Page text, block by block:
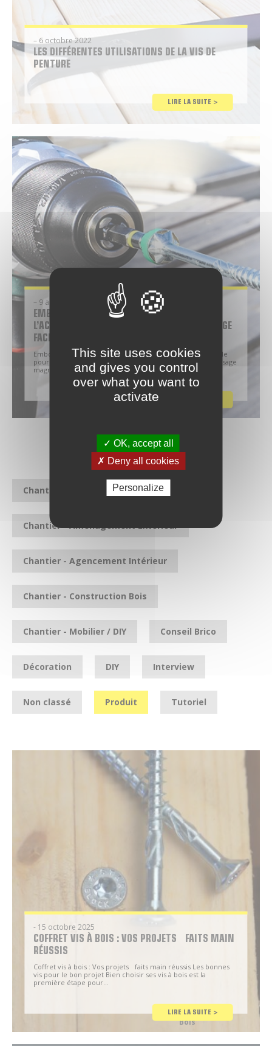
Conseil
Brico
– 6 octobre 2022
LES DIFFÉRENTES UTILISATIONS DE LA VIS DE
PENTURE
LIRE LA SUITE >
Conseil
– 9 août 2022
EMBOUT MAGNÉTIQUE STARBLOCK® :
L’ACCESSOIRE INDISPENSABLE POUR UN VISSAGE
FACILE
Embout magnétique Starblock® : l’accessoire indispensable
pour un vissage facile Fonctionnement de l’embout de vissage
magnétique Les…
Chantier
Chantier - Aménagement Extérieur
Chantier - Agencement Intérieur
Chantier - Construction Bois
Chantier - Mobilier / DIY Conseil Brico
Décoration DIY Interview
Non classé Produit Tutoriel
Chantier -
Construction
Bois
- 15 octobre 2025
COFFRET VIS À BOIS : VOS PROJETS FAITS MAIN
RÉUSSIS
Coffret vis à bois : Vos projets faits main réussis Les bonnes
vis pour le bon projet Bien choisir ses vis à bois est la
première étape pour...
LIRE LA SUITE >
This site uses cookies
and gives you control
over what you want to
activate
✓ OK, accept all
✗ Deny all cookies
Personalize